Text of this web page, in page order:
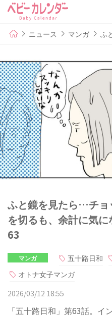
ニュース マンガ ふ
ふと鏡を見たら…チョ
を切るも、余計に気
63
マンガ 五十路日和
オトナ女子マンガ
2026/03/12 18:55
「五十路日和」第63話。